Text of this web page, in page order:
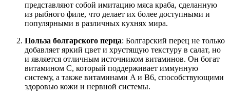
представляют собой имитацию мяса краба, сделанную
из рыбного филе, что делает их более доступными и
популярными в различных кухнях мира.
Польза болгарского перца: Болгарский перец не только
добавляет яркий цвет и хрустящую текстуру в салат, но
и является отличным источником витаминов. Он богат
витамином C, который поддерживает иммунную
систему, а также витаминами A и B6, способствующими
здоровью кожи и нервной системы.